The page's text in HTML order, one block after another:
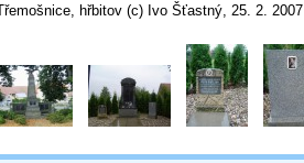
hřbitov (c) Ivo Šťastný, 25. 2. 2007